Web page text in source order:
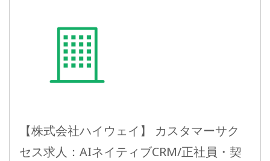
【株式会社ハイウェイ】 カスタマーサク
セス求人：AIネイティブCRM/正社員・契